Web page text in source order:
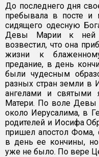
До последнего дня
пребывала в посте и
сидящего одесную
Девы Марии к ней
возвестил, что она
жизни к
предание, в день
были чудесным
разных стран земли в
ангелами и святыми
Матери. По воле Девы
около Иерусалима, в
родителей и Иосифа
пришел апостол Фома,
в день ее кончины,
уже не было. По вере